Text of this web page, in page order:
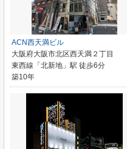
ACN西天満ビル
大阪府大阪市北区西天満２丁目
東西線「北新地」駅 徒歩6分
築10年